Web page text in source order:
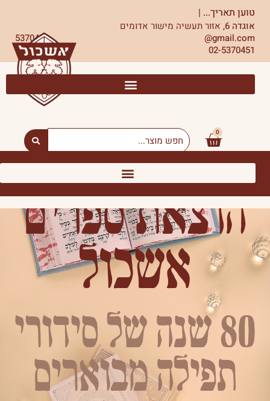
לתוכןטוען תאריך... |
אוגדה 6,
אזור תעשיה מישור אדומים
5370451
gmail.com@
02-5370451
0
עגלת
קניות
Search
...
הוצאת ספרים
אשכול
80 שנה של סידורי
תפילה מבוארים